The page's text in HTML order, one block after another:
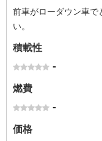
前車がローダウン車で
い。
積載性
-
燃費
-
価格